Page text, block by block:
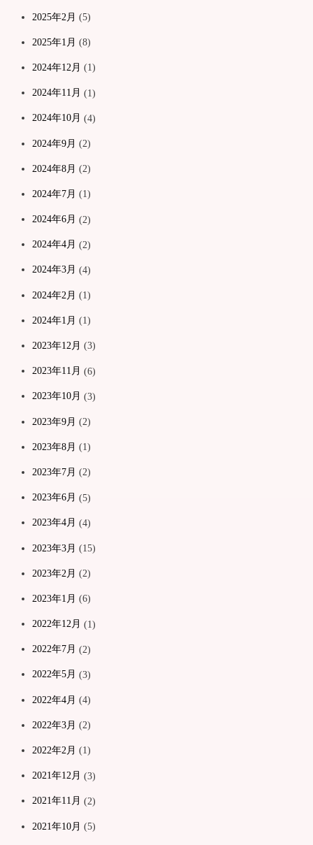
2025年2月 (5)
2025年1月 (8)
2024年12月 (1)
2024年11月 (1)
2024年10月 (4)
2024年9月 (2)
2024年8月 (2)
2024年7月 (1)
2024年6月 (2)
2024年4月 (2)
2024年3月 (4)
2024年2月 (1)
2024年1月 (1)
2023年12月 (3)
2023年11月 (6)
2023年10月 (3)
2023年9月 (2)
2023年8月 (1)
2023年7月 (2)
2023年6月 (5)
2023年4月 (4)
2023年3月 (15)
2023年2月 (2)
2023年1月 (6)
2022年12月 (1)
2022年7月 (2)
2022年5月 (3)
2022年4月 (4)
2022年3月 (2)
2022年2月 (1)
2021年12月 (3)
2021年11月 (2)
2021年10月 (5)